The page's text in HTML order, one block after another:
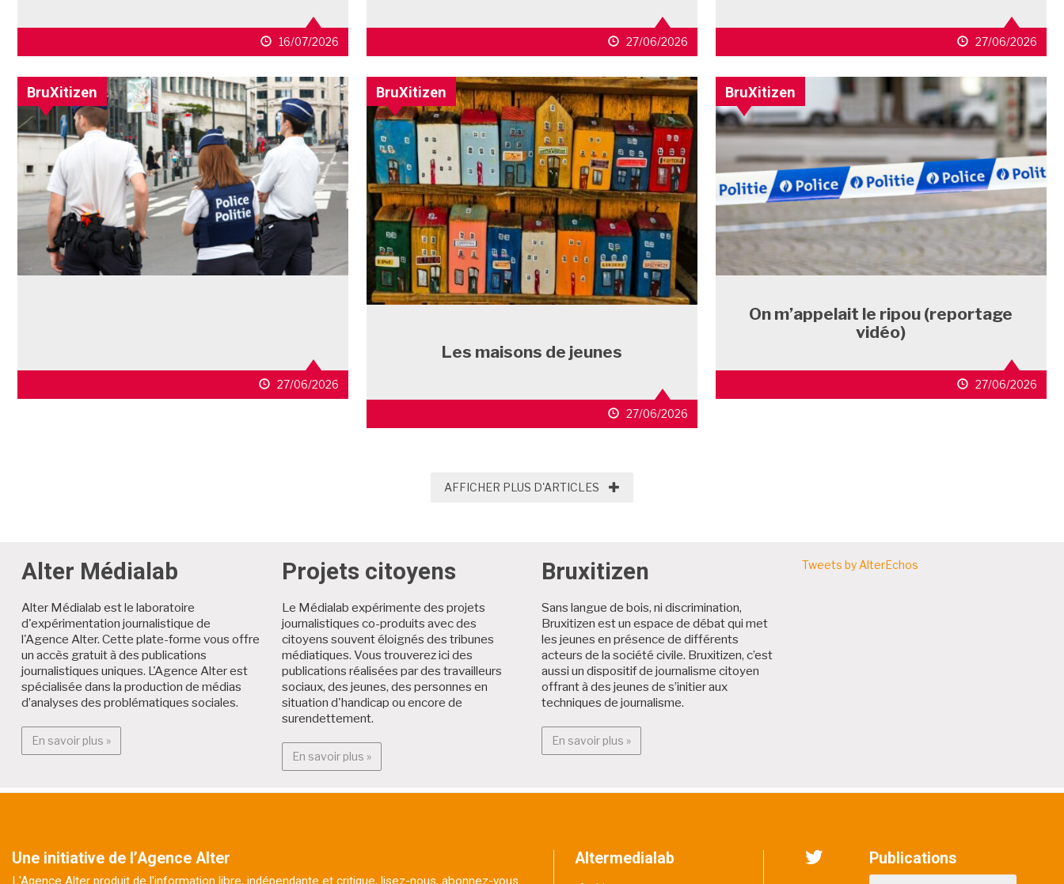
16/07/2026 27/06/2026 27/06/2026
BruXitizen
27/06/2026
BruXitizen
Les maisons de jeunes
27/06/2026
BruXitizen
On m’appelait le ripou (reportage
vidéo)
27/06/2026
AFFICHER PLUS D'ARTICLES AFFICHER PLUS D'ARTICLES
Alter Médialab
Alter Médialab est le laboratoire
d'expérimentation journalistique de
l'Agence Alter. Cette plate-forme vous offre
un accès gratuit à des publications
journalistiques uniques. L'Agence Alter est
spécialisée dans la production de médias
d’analyses des problématiques sociales.
En savoir plus »En savoir plus : Alter Médialab
Projets citoyens
Le Médialab expérimente des projets
journalistiques co-produits avec des
citoyens souvent éloignés des tribunes
médiatiques. Vous trouverez ici des
publications réalisées par des travailleurs
sociaux, des jeunes, des personnes en
situation d'handicap ou encore de
surendettement.
En savoir plus »En savoir plus : Projets citoyens
Bruxitizen
Sans langue de bois, ni discrimination,
Bruxitizen est un espace de débat qui met
les jeunes en présence de différents
acteurs de la société civile. Bruxitizen, c’est
aussi un dispositif de journalisme citoyen
offrant à des jeunes de s’initier aux
techniques de journalisme.
En savoir plus »En savoir plus : Bruxitizen
Tweets by AlterEchos
Une initiative de l’Agence Alter
L'Agence Alter produit de l'information libre, indépendante et critique, lisez-nous, abonnez-vous
Altermedialab Publications